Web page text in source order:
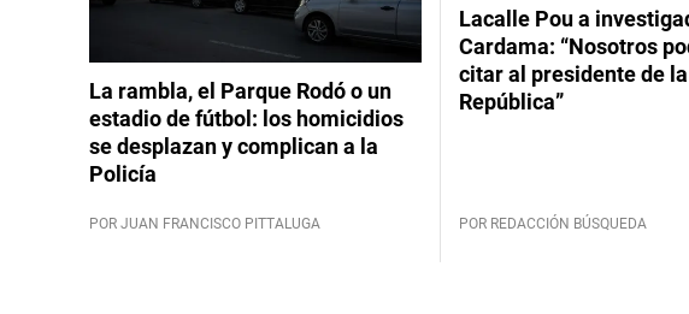
La rambla, el Parque Rodó o un
estadio de fútbol: los homicidios
se desplazan y complican a la
Policía
POR JUAN FRANCISCO PITTALUGA
Lacalle Pou a
Cardama: “Nosotros
citar al presidente de la
República”
POR REDACCIÓN BÚSQUEDA